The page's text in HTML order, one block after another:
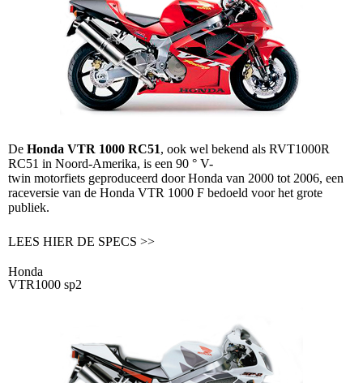
De Honda VTR 1000 RC51, ook wel bekend als RVT1000R
RC51 in Noord-Amerika, is een 90 ° V-
twin motorfiets geproduceerd doorHonda van 2000 tot 2006, een
raceversie van de Honda VTR 1000 F bedoeld voor het grote
publiek.
LEES HIER DE SPECS >>
Honda
VTR1000 sp2